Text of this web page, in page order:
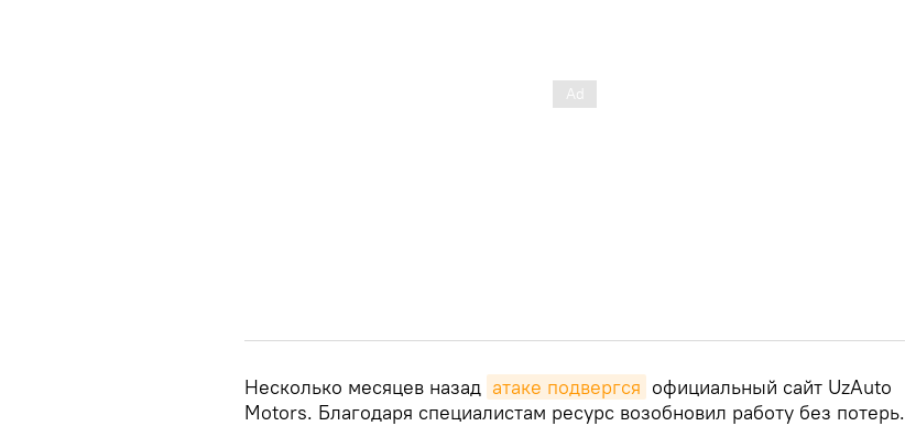
Несколько месяцев назад атаке подвергся официальный сайт UzAuto
Motors. Благодаря специалистам ресурс возобновил работу без потерь.